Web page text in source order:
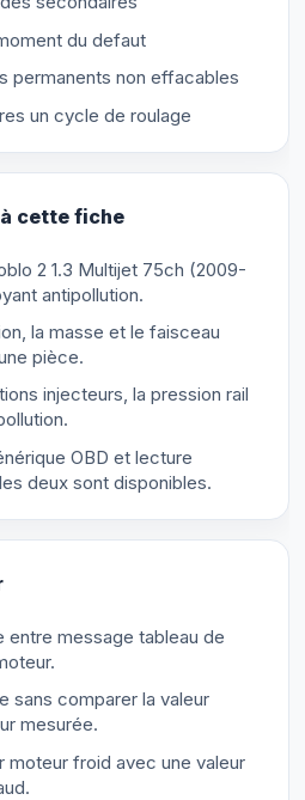
du defaut
permanents non effacables
un cycle de roulage
cette fiche
2 1.3 Multijet 75ch (2009-
antipollution.
la masse et le faisceau
pièce.
injecteurs, la pression rail
OBD et lecture
deux sont disponibles.
entre message tableau de
sans comparer la valeur
mesurée.
moteur froid avec une valeur